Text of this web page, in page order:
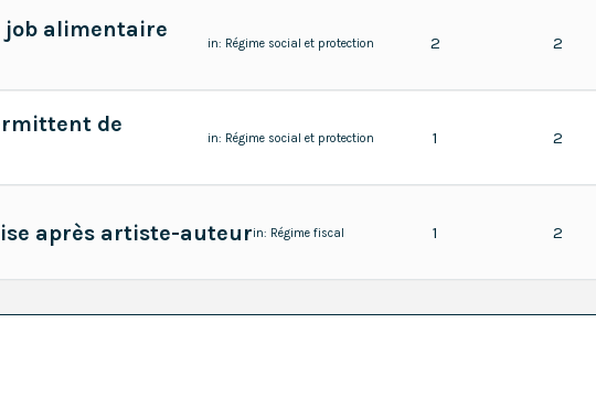
alimentaire
in: Régime social et protection 2 2
de
in: Régime social et protection 1 2
après artiste-auteurin: Régime fiscal 1 2